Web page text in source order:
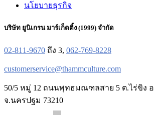
นโยบายธุรกิจ
บริษัท ยูนิเกรน มาร์เก็ตติ้ง (1999) จำกัด
02-811-9670 ถึง 3, 062-769-8228
customerservice@thammculture.com
50/5 หมู่ 12 ถนนพุทธมณฑลสาย 5 ต.ไร่ขิง
จ.นครปฐม 73210